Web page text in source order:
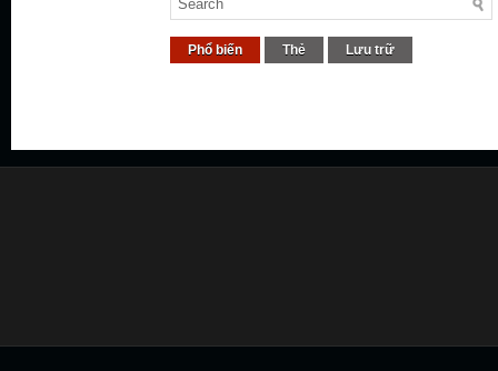
Phổ biến Thẻ Lưu trữ